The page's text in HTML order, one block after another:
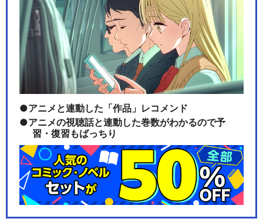
アニメと連動した「作品」レコメンド
アニメの視聴話と連動した巻数がわかるので予
習・復習もばっちり